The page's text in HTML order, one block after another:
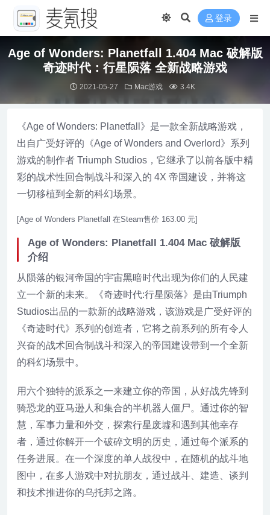
登录
Age of Wonders: Planetfall 1.404 Mac 破解版
奇迹时代：行星陨落 全新战略游戏
2021-05-27 Mac游戏 3.4K
《Age of Wonders: Planetfall》是一款全新战略游戏，
出自广受好评的《Age of Wonders and Overlord》系列
游戏的制作者 Triumph Studios，它继承了以前各版中精
彩的战术性回合制战斗和深入的 4X 帝国建设，并将这
一切移植到全新的科幻场景。
[Age of Wonders Planetfall 在Steam售价 163.00 元]
Age of Wonders: Planetfall 1.404 Mac 破解版
介绍
从陨落的银河帝国的宇宙黑暗时代出现为你们的人民建
立一个新的未来。《奇迹时代:行星陨落》是由Triumph
Studios出品的一款新的战略游戏，该游戏是广受好评的
《奇迹时代》系列的创造者，它将之前系列的所有令人
兴奋的战术回合制战斗和深入的帝国建设带到一个全新
的科幻场景中。
用六个独特的派系之一来建立你的帝国，从好战先锋到
骑恐龙的亚马逊人和集合的半机器人僵尸。通过你的智
慧，军事力量和外交，探索行星废墟和遇到其他幸存
者，通过你解开一个破碎文明的历史，通过每个派系的
任务进展。在一个深度的单人战役中，在随机的战斗地
图中，在多人游戏中对抗朋友，通过战斗、建造、谈判
和技术推进你的乌托邦之路。